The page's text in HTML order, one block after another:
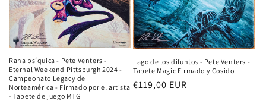
Rana psíquica - Pete Venters -
Eternal Weekend Pittsburgh 2024 -
Campeonato Legacy de
Norteamérica - Firmado por el artista
- Tapete de juego MTG
Lago de los difuntos - Pete Venters -
Tapete Magic Firmado y Cosido
Precio
€119,00 EUR